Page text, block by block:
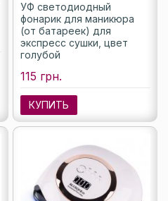
УФ светодиодный
фонарик для маникюра
(от батареек) для
экспресс сушки, цвет
голубой
115 грн.
КУПИТЬ